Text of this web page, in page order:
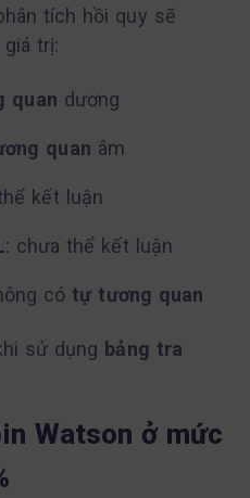
tích hồi quy sẽ
trị:
quan dương
quan âm
kết luận
: chưa thể kết luận
có tự tương quan
sử dụng bảng tra
Watson ở mức